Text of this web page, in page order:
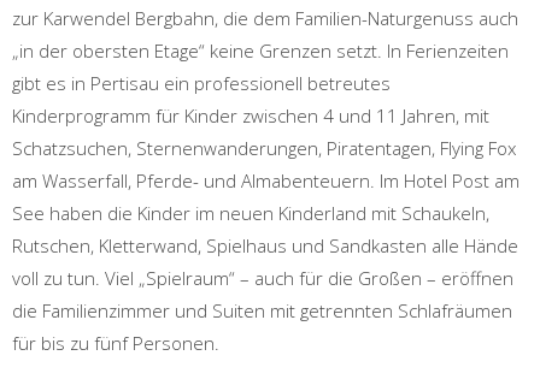
zur Karwendel Bergbahn, die dem Familien-Naturgenuss auch
„in der obersten Etage“ keine Grenzen setzt. In Ferienzeiten
gibt es in Pertisau ein professionell betreutes
Kinderprogramm für Kinder zwischen 4 und 11 Jahren, mit
Schatzsuchen, Sternenwanderungen, Piratentagen, Flying Fox
am Wasserfall, Pferde- und Almabenteuern. Im Hotel Post am
See haben die Kinder im neuen Kinderland mit Schaukeln,
Rutschen, Kletterwand, Spielhaus und Sandkasten alle Hände
voll zu tun. Viel „Spielraum“ – auch für die Großen – eröffnen
die Familienzimmer und Suiten mit getrennten Schlafräumen
für bis zu fünf Personen.